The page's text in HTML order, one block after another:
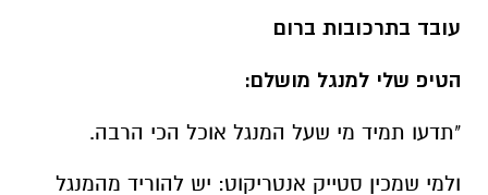
"תדעו תמיד מי שעל המנגל אוכל הכי הרבה.
ולמי שמכין סטייק אנטריקוט: יש להוריד מהמנגל
אותו לרצועות. לפזר מלח גס, פלפל שחור גרוס